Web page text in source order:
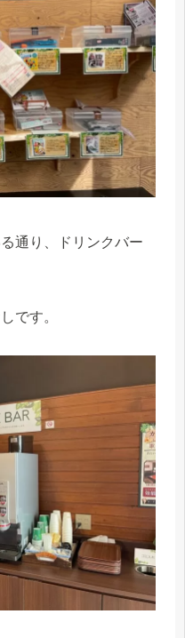
通り、ドリンクバー
です。